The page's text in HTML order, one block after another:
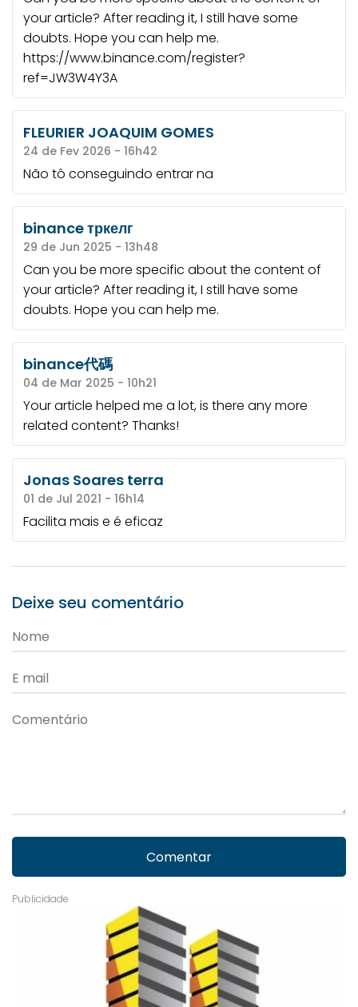
your article? After reading it, I still have some
doubts. Hope you can help me.
https://www.binance.com/register?
ref=JW3W4Y3A
FLEURIER JOAQUIM GOMES
24 de Fev 2026 - 16h42
Não tô conseguindo entrar na
binance тркелг
29 de Jun 2025 - 13h48
Can you be more specific about the content of
your article? After reading it, I still have some
doubts. Hope you can help me.
binance代碼
04 de Mar 2025 - 10h21
Your article helped me a lot, is there any more
related content? Thanks!
Jonas Soares terra
01 de Jul 2021 - 16h14
Facilita mais e é eficaz
Deixe seu comentário
Comentar